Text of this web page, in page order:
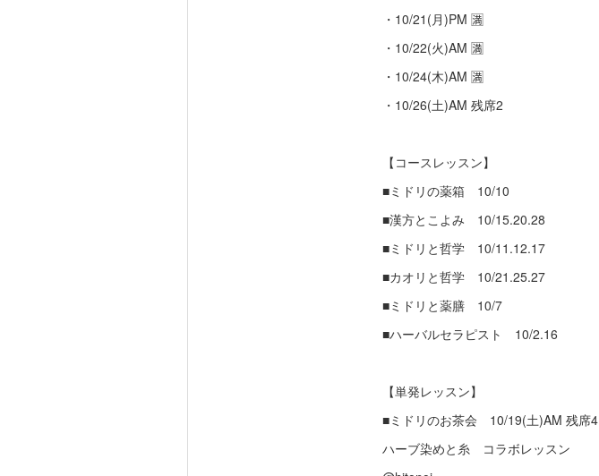
・10/21(月)PM 🈵
・10/22(火)AM 🈵
・10/24(木)AM 🈵
・10/26(土)AM 残席2
【コースレッスン】
■ミドリの薬箱 10/10
■漢方とこよみ 10/15.20.28
■ミドリと哲学 10/11.12.17
■カオリと哲学 10/21.25.27
■ミドリと薬膳 10/7
■ハーバルセラピスト 10/2.16
【単発レッスン】
■ミドリのお茶会 10/19(土)AM 残席4
ハーブ染めと糸 コラボレッスン